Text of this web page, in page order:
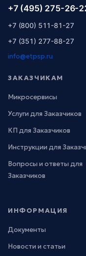
+7 (495) 275-26-
+7 (800) 511-81-27
+7 (351) 277-88-27
info@etpsp.ru
ЗАКАЗЧИКАМ
Микросервисы
Услуги для Заказчиков
КП для Заказчиков
Инструкции для
Вопросы и ответы для
Заказчиков
ИНФОРМАЦИЯ
Документы
Новости и статьи